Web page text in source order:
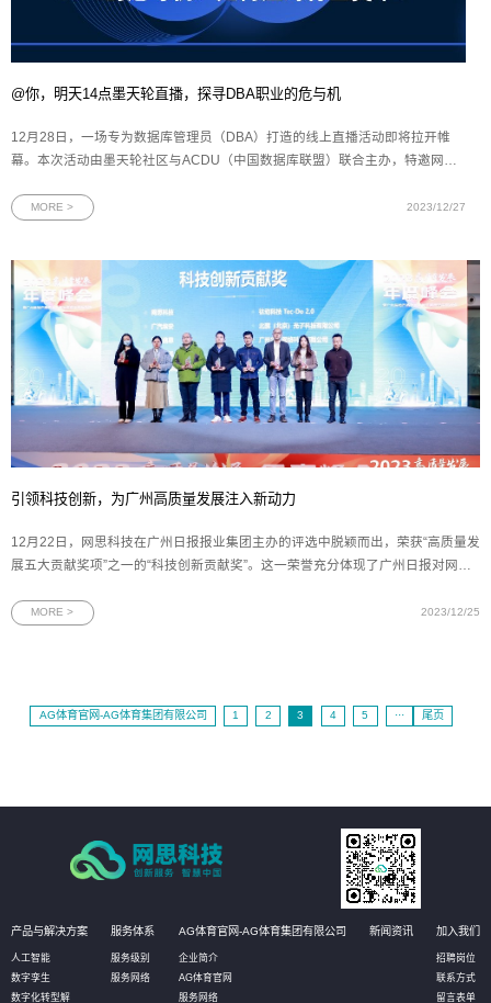
@你，明天14点墨天轮直播，探寻DBA职业的危与机
12月28日，一场专为数据库管理员（DBA）打造的线上直播活动即将拉开帷
幕。本次活动由墨天轮社区与ACDU（中国数据库联盟）联合主办，特邀网思
的角色与职责正经历深刻的变革。本次活动旨在为DBA们提供一个交流与学习
MORE > 2023/12/27
引领科技创新，为广州高质量发展注入新动力
12月22日，网思科技在广州日报报业集团主办的评选中脱颖而出，荣获“高质量发
展五大贡献奖项”之一的“科技创新贡献奖”。这一荣誉充分体现了广州日报对网思
方面取得的显著成果。图为“科技创新贡献奖”奖杯作为广州市委机关报，广州日报
MORE > 2023/12/25
AG体育官网-AG体育集团有限公司 1 2 3 4 5 ··· 尾页
产品与解决方案
人工智能
数字孪生
数字化转型解
服务体系
服务级别
服务网络
AG体育官网-AG体育集团有限公司
企业简介
AG体育官网
服务网络
新闻资讯 加入我们
招聘岗位
联系方式
留言表单